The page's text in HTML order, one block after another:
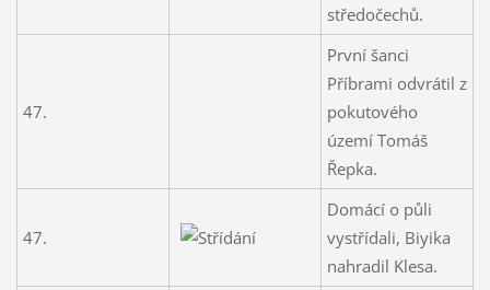
středočechů.
47.
První šanci
Příbrami odvrátil z
pokutového
území Tomáš
Řepka.
47.
Domácí o půli
vystřídali, Biyika
nahradil Klesa.